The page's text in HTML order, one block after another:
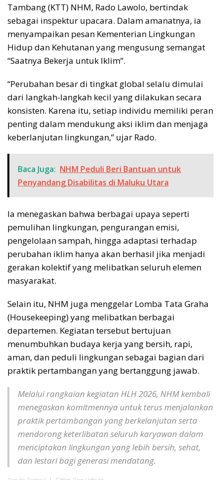
Tambang (KTT) NHM, Rado Lawolo, bertindak
sebagai inspektur upacara. Dalam amanatnya, ia
menyampaikan pesan Kementerian Lingkungan
Hidup dan Kehutanan yang mengusung semangat
“Saatnya Bekerja untuk Iklim”.
“Perubahan besar di tingkat global selalu dimulai
dari langkah-langkah kecil yang dilakukan secara
konsisten. Karena itu, setiap individu memiliki peran
penting dalam mendukung aksi iklim dan menjaga
keberlanjutan lingkungan,” ujar Rado.
Baca Juga: NHM Peduli Beri Bantuan untuk
Penyandang Disabilitas di Maluku Utara
Ia menegaskan bahwa berbagai upaya seperti
pemulihan lingkungan, pengurangan emisi,
pengelolaan sampah, hingga adaptasi terhadap
perubahan iklim hanya akan berhasil jika menjadi
gerakan kolektif yang melibatkan seluruh elemen
masyarakat.
Selain itu, NHM juga menggelar Lomba Tata Graha
(Housekeeping) yang melibatkan berbagai
departemen. Kegiatan tersebut bertujuan
menumbuhkan budaya kerja yang bersih, rapi,
aman, dan peduli lingkungan sebagai bagian dari
praktik pertambangan yang bertanggung jawab.
Melalui rangkaian kegiatan HLH 2026, NHM kembali
menegaskan komitmennya untuk terus menjalankan
praktik pertambangan yang berkelanjutan serta
mendorong keterlibatan seluruh karyawan dalam
menciptakan lingkungan yang lebih bersih, sehat,
dan lestari bagi generasi mendatang.